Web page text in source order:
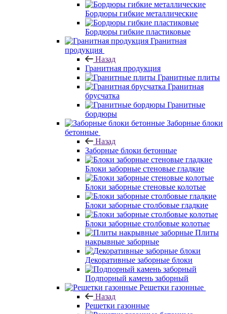
Бордюры гибкие металлические
Бордюры гибкие пластиковые
Гранитная
продукция
Назад
Гранитная продукция
Гранитные плиты
Гранитная
брусчатка
Гранитные
бордюры
Заборные блоки
бетонные
Назад
Заборные блоки бетонные
Блоки заборные стеновые гладкие
Блоки заборные стеновые колотые
Блоки заборные столбовые гладкие
Блоки заборные столбовые колотые
Плиты
накрывные заборные
Декоративные заборные блоки
Подпорный камень заборный
Решетки газонные
Назад
Решетки газонные